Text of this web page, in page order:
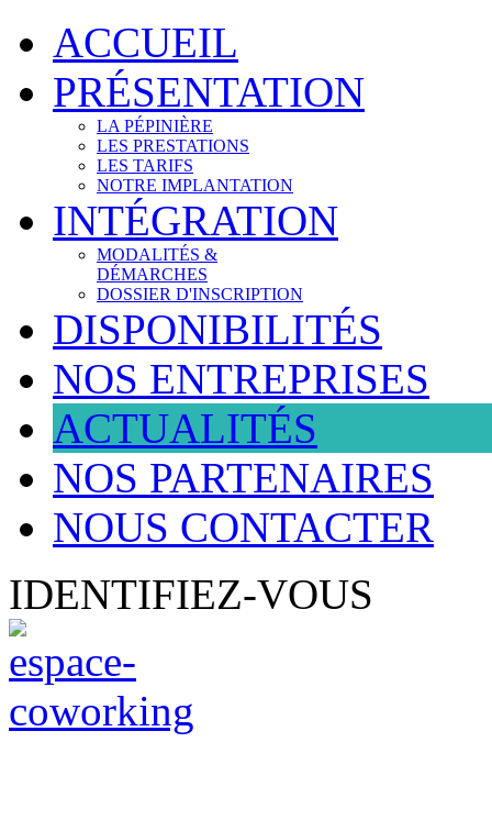
ACCUEIL
PRÉSENTATION
LA PÉPINIÈRE
LES PRESTATIONS
LES TARIFS
NOTRE IMPLANTATION
INTÉGRATION
MODALITÉS &
DÉMARCHES
DOSSIER D'INSCRIPTION
DISPONIBILITÉS
NOS ENTREPRISES
ACTUALITÉS
NOS PARTENAIRES
NOUS CONTACTER
IDENTIFIEZ-VOUS